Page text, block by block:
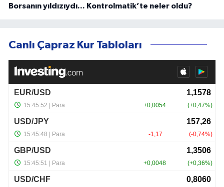
Borsanın yıldızıydı... Kontrolmatik’te neler oldu?
Canlı Çapraz Kur Tabloları